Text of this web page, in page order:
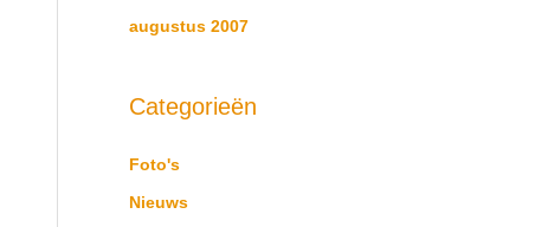
augustus 2007
Categorieën
Foto's
Nieuws